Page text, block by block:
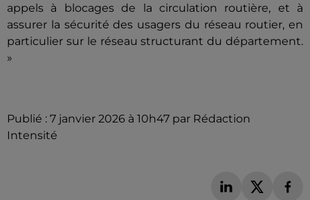
appels à blocages de la circulation routière, et à
assurer la sécurité des usagers du réseau routier, en
particulier sur le réseau structurant du département.
»
Publié : 7 janvier 2026 à 10h47 par Rédaction
Intensité